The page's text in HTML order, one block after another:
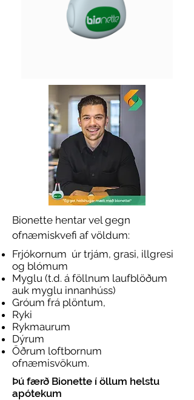
Bionette hentar vel gegn
ofnæmiskvefi af völdum:
Frjókornum úr trjám, grasi, illgresi
og blómum
Myglu (t.d. á föllnum laufblöðum
auk myglu innanhúss)
Gróum frá plöntum,
Ryki
Rykmaurum
Dýrum
Öðrum loftbornum
ofnæmisvökum.
Þú færð Bionette í öllum helstu
apótekum